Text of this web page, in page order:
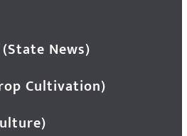
(State News)
Cultivation)